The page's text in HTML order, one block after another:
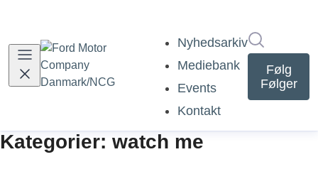
Nyhedsarkiv
Mediebank
Events
Kontakt
Følg
Følger
Kategorier: watch me